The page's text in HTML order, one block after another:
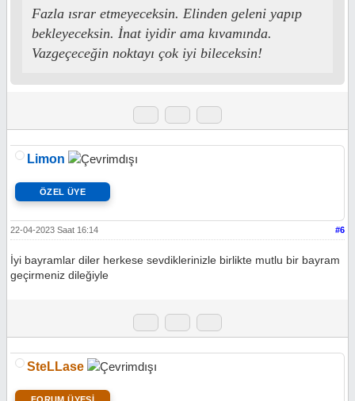
Fazla ısrar etmeyeceksin. Elinden geleni yapıp
bekleyeceksin. İnat iyidir ama kıvamında.
Vazgeçeceğin noktayı çok iyi bileceksin!
Limon
ÖZEL ÜYE
#6
22-04-2023 Saat 16:14
İyi bayramlar diler herkese sevdiklerinizle birlikte mutlu bir bayram
geçirmeniz dileğiyle
SteLLase